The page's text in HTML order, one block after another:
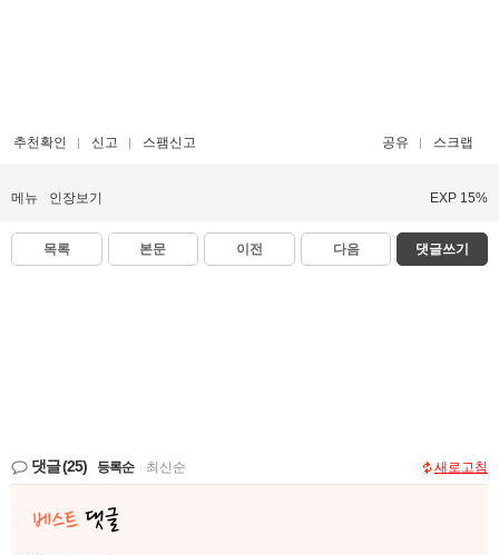
추천확인 신고 스팸신고 공유 스크랩
메뉴 인장보기 EXP 15%
목록 본문 이전 다음 댓글쓰기
댓글(25) 등록순 최신순 새로고침